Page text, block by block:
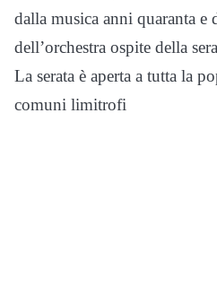
dalla musica anni quaranta e
dell’orchestra ospite della
La serata è aperta a tutta la
comuni limitrofi